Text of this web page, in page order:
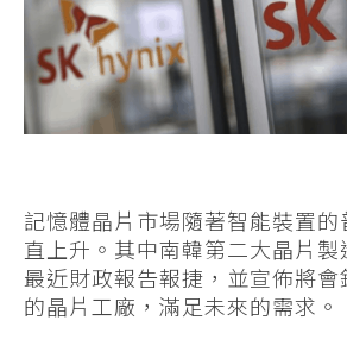
記憶體晶片市場隨著智能裝置
直上升。其中南韓第二大晶片
最近財政報告報捷，並宣佈將
的晶片工廠，滿足未來的需求。